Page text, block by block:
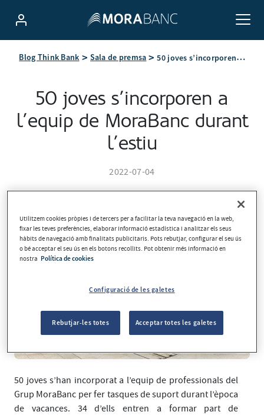
Blog Think Bank Sala de premsa 50 joves s’incorporen a l’equip de MoraBanc durant l’estiu
50 joves s’incorporen a
l’equip de MoraBanc durant
l’estiu
2022-07-04
50 joves s’han incorporat a l’equip de professionals del
Grup MoraBanc per fer tasques de suport durant l’època
de vacances. 34 d’ells entren a formar part de
Utilitzem cookies pròpies i de tercers per a facilitar la teva navegació en la web,
fixar les teves preferències, elaborar informació estadística i analitzar els seus
hàbits de navegació amb finalitats publicitaris. Pots rebutjar, configurar el seu ús
o bé acceptar el seu ús en els botons recollits. Pot obtenir més informació en
nostra Política de cookies
Configuració de les galetes
Rebutjar-les totes Acceptar totes les galetes